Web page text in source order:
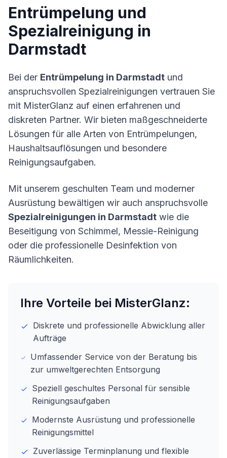
Entrümpelung und
Spezialreinigung in
Darmstadt
Bei der Entrümpelung in Darmstadt und
anspruchsvollen Spezialreinigungen vertrauen Sie
mit MisterGlanz auf einen erfahrenen und
diskreten Partner. Wir bieten maßgeschneiderte
Lösungen für alle Arten von Entrümpelungen,
Haushaltsauflösungen und besondere
Reinigungsaufgaben.
Mit unserem geschulten Team und moderner
Ausrüstung bewältigen wir auch anspruchsvolle
Spezialreinigungen in Darmstadt wie die
Beseitigung von Schimmel, Messie-Reinigung
oder die professionelle Desinfektion von
Räumlichkeiten.
Ihre Vorteile bei MisterGlanz:
Diskrete und professionelle Abwicklung aller
Aufträge
Umfassender Service von der Beratung bis
zur umweltgerechten Entsorgung
Speziell geschultes Personal für sensible
Reinigungsaufgaben
Modernste Ausrüstung und professionelle
Reinigungsmittel
Zuverlässige Terminplanung und flexible